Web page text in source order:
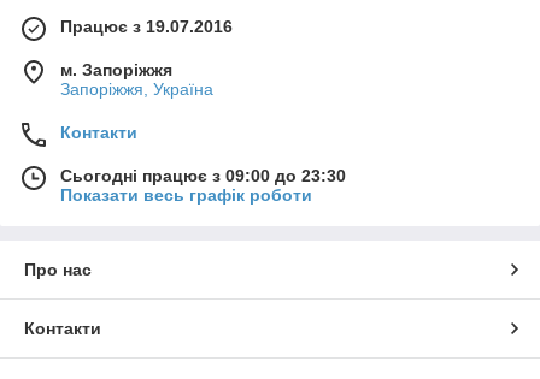
Працює з 19.07.2016
м. Запоріжжя
Запоріжжя, Україна
Контакти
Сьогодні працює з 09:00 до 23:30
Показати весь графік роботи
Про нас
Контакти